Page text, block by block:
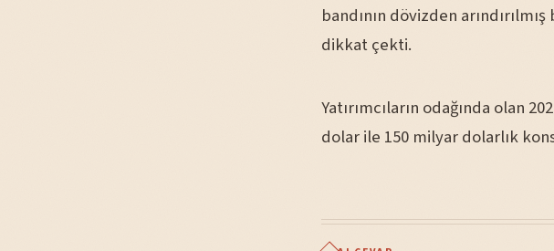
bandının dövizden
dikkat çekti.
Yatırımcıların odağında olan
dolar ile 150 milyar dolarlık